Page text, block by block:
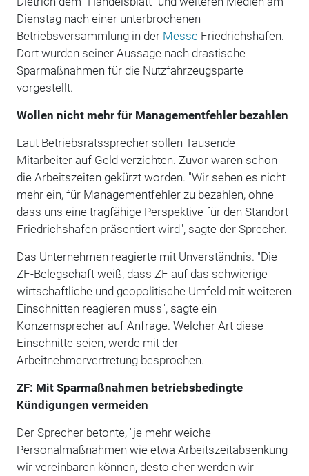
Dienstag nach einer unterbrochenen
Betriebsversammlung in der MesseFriedrichshafen.
Dort wurden seiner Aussage nach drastische
Sparmaßnahmen für die Nutzfahrzeugsparte
vorgestellt.
Wollen nicht mehr für Managementfehler bezahlen
Laut Betriebsratssprecher sollen Tausende
Mitarbeiter auf Geld verzichten. Zuvor waren schon
die Arbeitszeiten gekürzt worden. "Wir sehen es nicht
mehr ein, für Managementfehler zu bezahlen, ohne
dass uns eine tragfähige Perspektive für den Standort
Friedrichshafen präsentiert wird", sagte der Sprecher.
Das Unternehmen reagierte mit Unverständnis. "Die
ZF-Belegschaft weiß, dass ZF auf das schwierige
wirtschaftliche und geopolitische Umfeld mit weiteren
Einschnitten reagieren muss", sagte ein
Konzernsprecher auf Anfrage. Welcher Art diese
Einschnitte seien, werde mit der
Arbeitnehmervertretung besprochen.
ZF: Mit Sparmaßnahmen betriebsbedingte
Kündigungen vermeiden
Der Sprecher betonte, "je mehr weiche
Personalmaßnahmen wie etwa Arbeitszeitabsenkung
wir vereinbaren können, desto eher werden wir